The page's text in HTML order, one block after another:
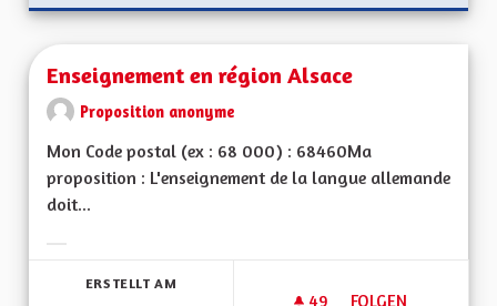
Enseignement en région Alsace
Proposition anonyme
Mon Code postal (ex : 68 000) : 68460Ma
proposition : L'enseignement de la langue allemande
doit...
ERSTELLT AM
49 49 FOLLOWER
FOLGEN